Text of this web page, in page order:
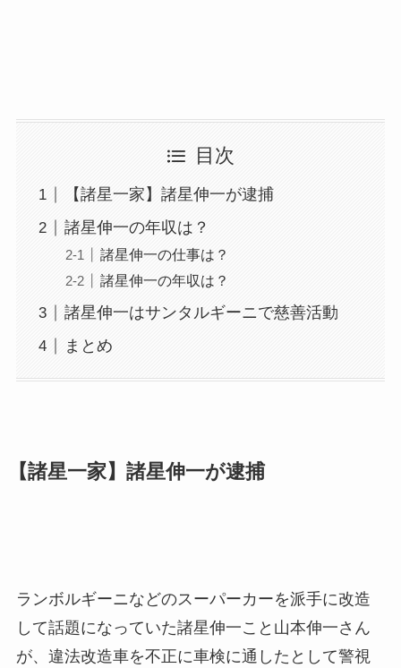
目次
【諸星一家】諸星伸一が逮捕
諸星伸一の年収は？
諸星伸一の仕事は？
諸星伸一の年収は？
諸星伸一はサンタルギーニで慈善活動
まとめ
【諸星一家】諸星伸一が逮捕
ランボルギーニなどのスーパーカーを派手に改造
して話題になっていた諸星伸一こと山本伸一さん
が、違法改造車を不正に車検に通したとして警視